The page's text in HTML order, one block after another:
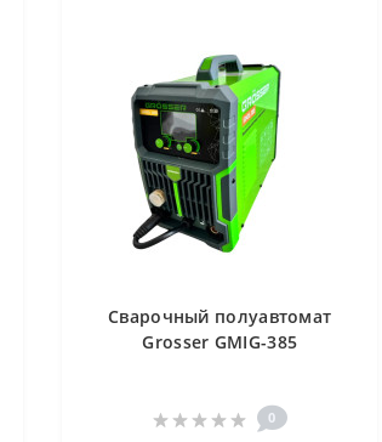
Сварочный полуавтомат
Grosser GMIG-385
0